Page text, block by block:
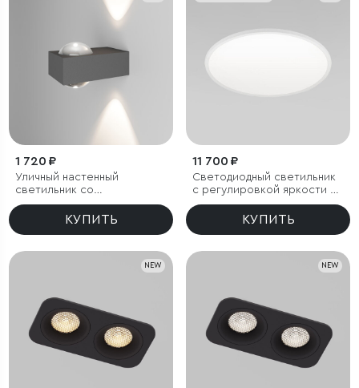
1 720 ₽
Уличный настенный
светильник со
светодиодами Lenses
КУПИТЬ
11 700 ₽
Светодиодный светильник
с регулировкой яркости и
цветовой температуры
КУПИТЬ
NEW NEW